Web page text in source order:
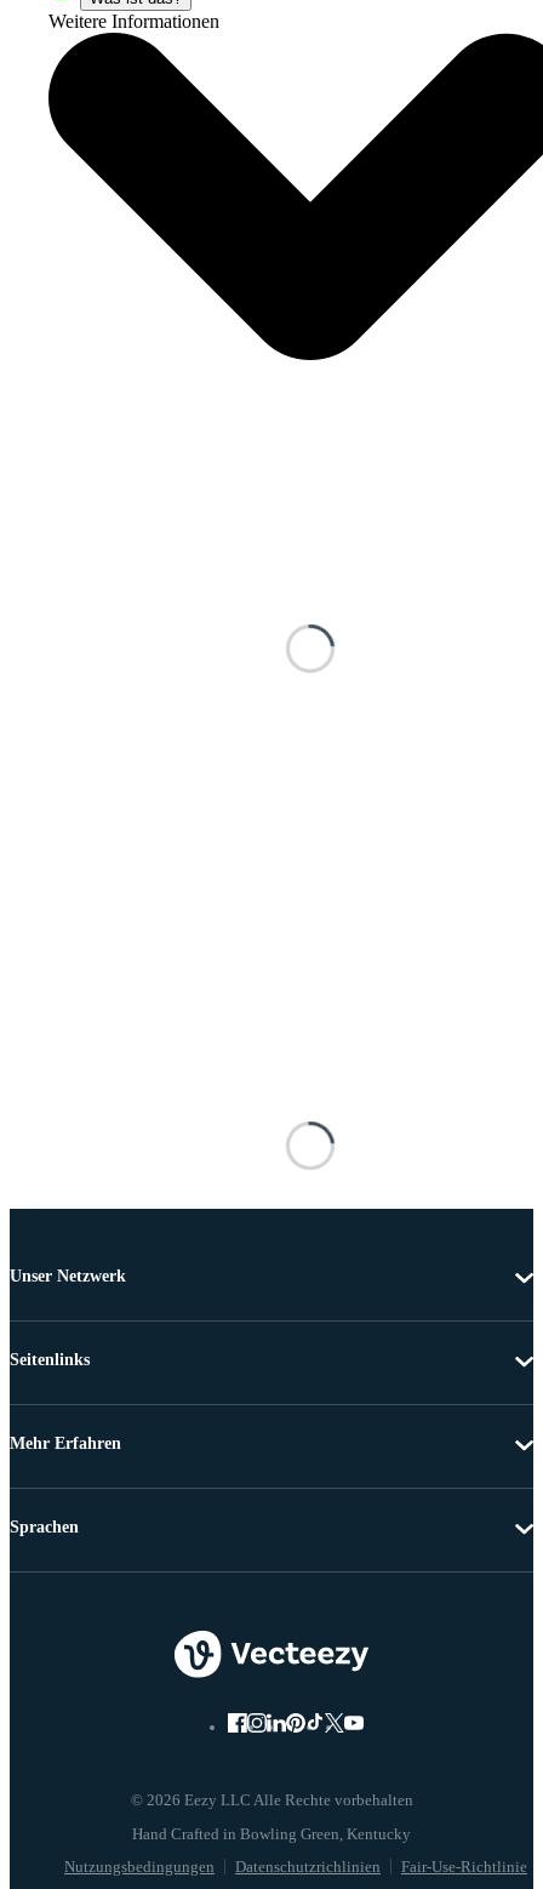
Weitere Informationen
Unser Netzwerk
Seitenlinks
Mehr Erfahren
© 2026 Eezy LLC Alle Rechte vorbehalten
Nutzungsbedingungen Datenschutzrichlinien Fair-Use-Richtlinie
Sprachen